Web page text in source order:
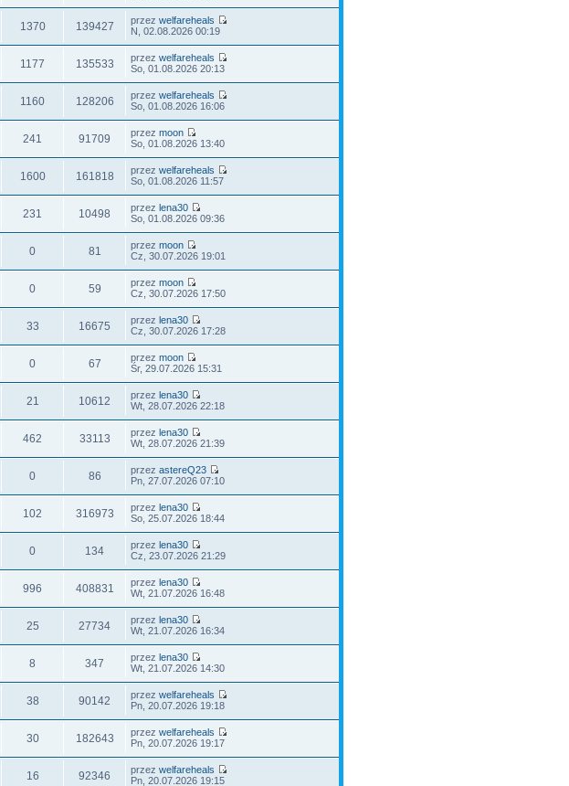
1370 139427 przezwelfareheals
N, 02.08.2026 00:19
1177 135533 przezwelfareheals
So, 01.08.2026 20:13
1160 128206 przezwelfareheals
So, 01.08.2026 16:06
241 91709 przezmoon
So, 01.08.2026 13:40
1600 161818 przezwelfareheals
So, 01.08.2026 11:57
231 10498 przezlena30
So, 01.08.2026 09:36
0 81 przezmoon
Cz, 30.07.2026 19:01
0 59 przezmoon
Cz, 30.07.2026 17:50
33 16675 przezlena30
Cz, 30.07.2026 17:28
0 67 przezmoon
Śr, 29.07.2026 15:31
21 10612 przezlena30
Wt, 28.07.2026 22:18
462 33113 przezlena30
Wt, 28.07.2026 21:39
0 86 przezastereQ23
Pn, 27.07.2026 07:10
102 316973 przezlena30
So, 25.07.2026 18:44
0 134 przezlena30
Cz, 23.07.2026 21:29
996 408831 przezlena30
Wt, 21.07.2026 16:48
25 27734 przezlena30
Wt, 21.07.2026 16:34
8 347 przezlena30
Wt, 21.07.2026 14:30
38 90142 przezwelfareheals
Pn, 20.07.2026 19:18
30 182643 przezwelfareheals
Pn, 20.07.2026 19:17
16 92346 przezwelfareheals
Pn, 20.07.2026 19:15